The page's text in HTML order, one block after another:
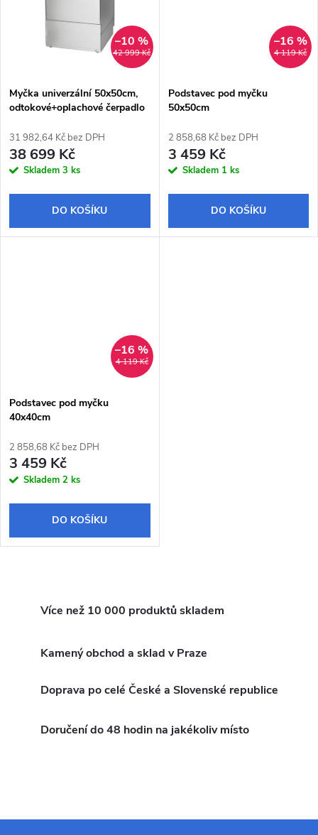
42 999 Kč
–10 %
Myčka univerzální 50x50cm,
odtokové+oplachové čerpadlo
31 982,64 Kč bez DPH
38 699 Kč
Skladem 3 ks
DO KOŠÍKU
4 119 Kč
–16 %
Podstavec pod myčku
50x50cm
2 858,68 Kč bez DPH
3 459 Kč
Skladem 1 ks
DO KOŠÍKU
4 119 Kč
–16 %
Podstavec pod myčku
40x40cm
2 858,68 Kč bez DPH
3 459 Kč
Skladem 2 ks
DO KOŠÍKU
p
Více než 10 000 produktů skladem
Kamený obchod a sklad v Praze
Doprava po celé České a Slovenské republice
Doručení do 48 hodin na jakékoliv místo